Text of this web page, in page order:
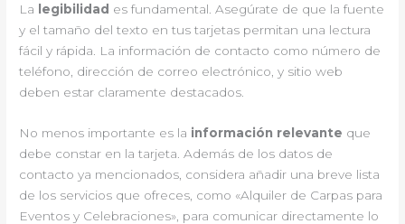
La legibilidad es fundamental. Asegúrate de que la fuente
y el tamaño del texto en tus tarjetas permitan una lectura
fácil y rápida. La información de contacto como número de
teléfono, dirección de correo electrónico, y sitio web
deben estar claramente destacados.
No menos importante es la información relevante que
debe constar en la tarjeta. Además de los datos de
contacto ya mencionados, considera añadir una breve lista
de los servicios que ofreces, como «Alquiler de Carpas para
Eventos y Celebraciones», para comunicar directamente lo